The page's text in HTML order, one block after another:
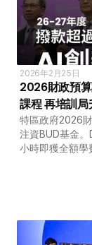
2026年2月25日
2026財政預
課程 再培訓局
特區政府2026
注資BUD基金
小時即獲全額學